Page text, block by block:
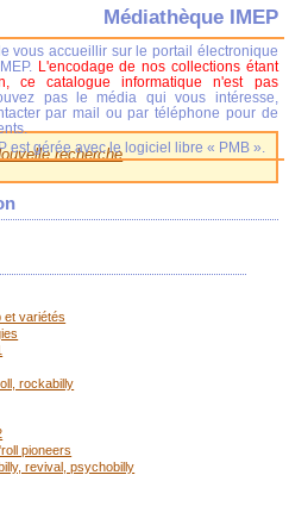
recherche
et variétés
rockabilly
pioneers
revival, psychobilly
Médiathèque IMEP
vous accueillir sur le portail électronique
L'encodage de nos collections étant
ce catalogue informatique n'est pas
pas le média qui vous intéresse,
par mail ou par téléphone pour de
est gérée avec le logiciel libre « PMB ».